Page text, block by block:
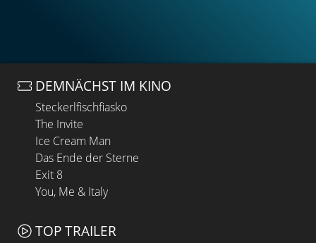
DEMNÄCHST IM KINO
Steckerlfischfiasko
The Invite
Ice Cream Man
Das Ende der Sterne
Exit 8
You, Me & Italy
TOP TRAILER